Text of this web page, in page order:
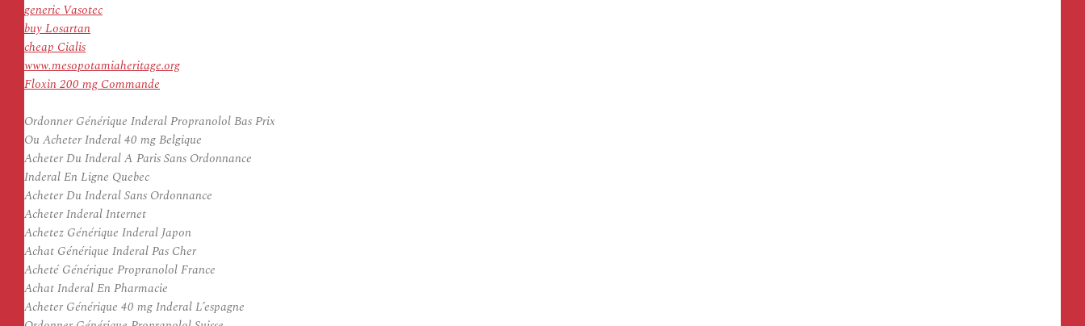
generic Vasotec
buy Losartan
cheap Cialis
www.mesopotamiaheritage.org
Floxin 200 mg Commande
Ordonner Générique Inderal Propranolol Bas Prix
Ou Acheter Inderal 40 mg Belgique
Acheter Du Inderal A Paris Sans Ordonnance
Inderal En Ligne Quebec
Acheter Du Inderal Sans Ordonnance
Acheter Inderal Internet
Achetez Générique Inderal Japon
Achat Générique Inderal Pas Cher
Acheté Générique Propranolol France
Achat Inderal En Pharmacie
Acheter Générique 40 mg Inderal L’espagne